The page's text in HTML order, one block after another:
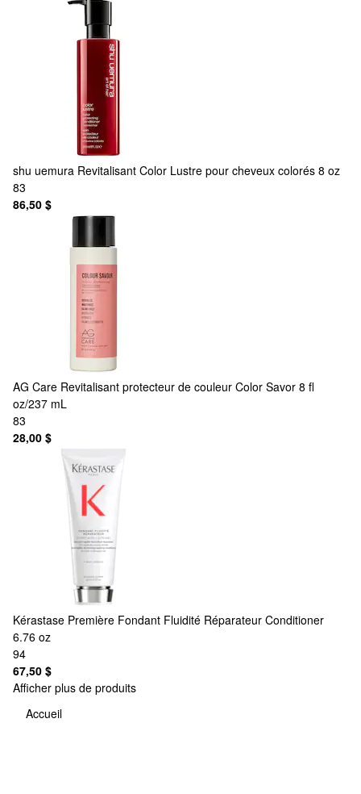
shu uemura Revitalisant Color Lustre pour cheveux colorés 8 oz
83
86,50 $
AG Care Revitalisant protecteur de couleur Color Savor 8 fl
oz/237 mL
83
28,00 $
Kérastase Première Fondant Fluidité Réparateur Conditioner
6.76 oz
94
67,50 $
Afficher plus de produits
Accueil